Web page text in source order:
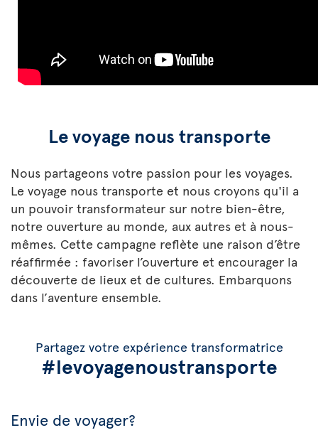
Le voyage nous transporte
Nous partageons votre passion pour les voyages.
Le voyage nous transporte et nous croyons qu'il a
un pouvoir transformateur sur notre bien-être,
notre ouverture au monde, aux autres et à nous-
mêmes. Cette campagne reflète une raison d’être
réaffirmée : favoriser l’ouverture et encourager la
découverte de lieux et de cultures. Embarquons
dans l’aventure ensemble.
Partagez votre expérience transformatrice
#levoyagenoustransporte
Envie de voyager?